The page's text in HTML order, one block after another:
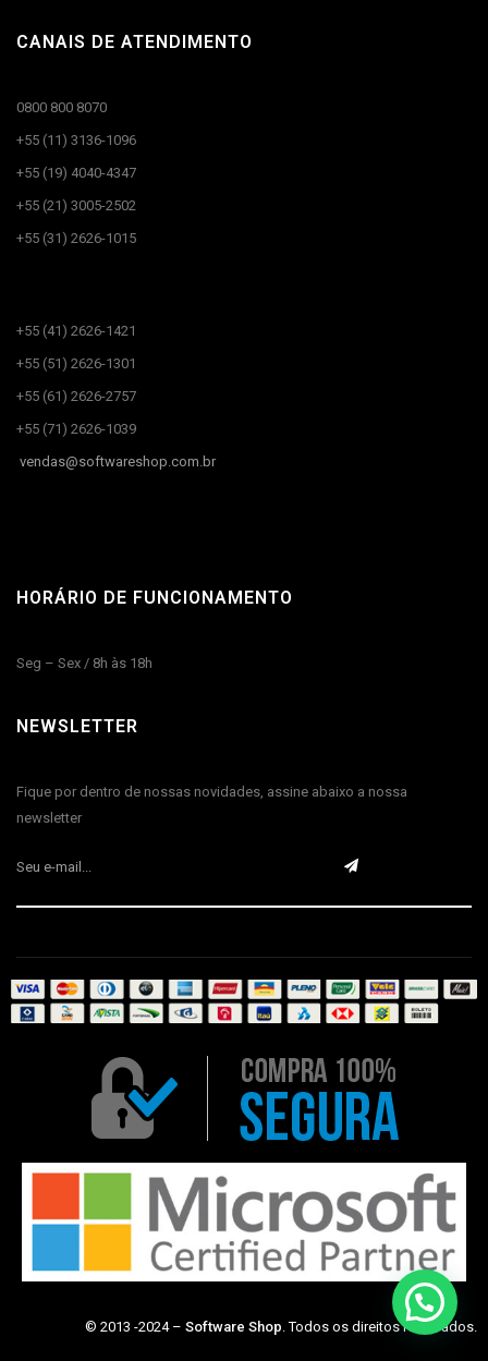
CANAIS DE ATENDIMENTO
0800 800 8070
+55 (11) 3136-1096
+55 (19) 4040-4347
+55 (21) 3005-2502
+55 (31) 2626-1015
+55 (41) 2626-1421
+55 (51) 2626-1301
+55 (61) 2626-2757
+55 (71) 2626-1039
vendas@softwareshop.com.br
HORÁRIO DE FUNCIONAMENTO
Seg – Sex / 8h às 18h
NEWSLETTER
Fique por dentro de nossas novidades, assine abaixo a nossa
newsletter
© 2013 -2024 – Software Shop. Todos os direitos reservados.